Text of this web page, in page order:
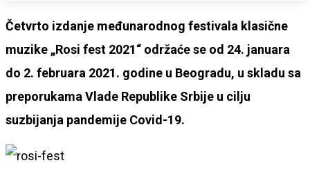
Četvrto izdanje međunarodnog festivala klasične
muzike „Rosi fest 2021“ održaće se od 24. januara
do 2. februara 2021. godine u Beogradu, u skladu sa
preporukama Vlade Republike Srbije u cilju
suzbijanja pandemije Covid-19.